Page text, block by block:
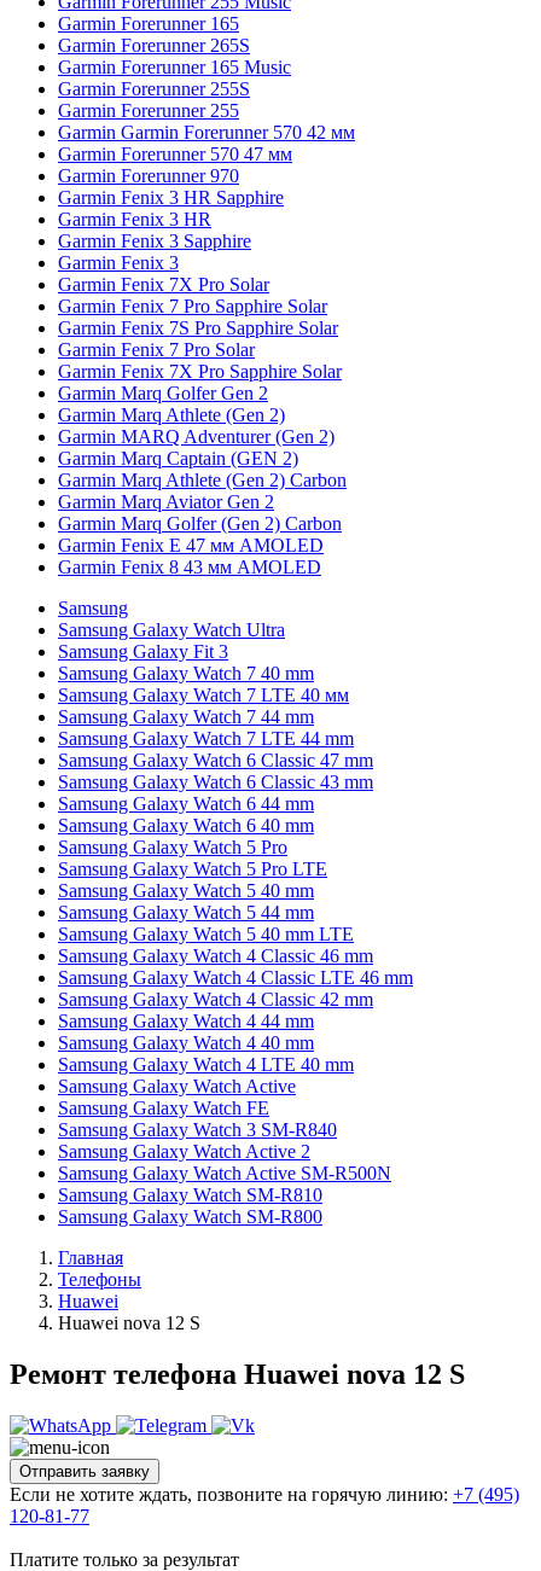
Garmin Forerunner 165
Garmin Forerunner 265S
Garmin Forerunner 165 Music
Garmin Forerunner 255S
Garmin Forerunner 255
Garmin Garmin Forerunner 570 42 мм
Garmin Forerunner 570 47 мм
Garmin Forerunner 970
Garmin Fenix 3 HR Sapphire
Garmin Fenix 3 HR
Garmin Fenix 3 Sapphire
Garmin Fenix 3
Garmin Fenix 7X Pro Solar
Garmin Fenix 7 Pro Sapphire Solar
Garmin Fenix 7S Pro Sapphire Solar
Garmin Fenix 7 Pro Solar
Garmin Fenix 7X Pro Sapphire Solar
Garmin Marq Golfer Gen 2
Garmin Marq Athlete (Gen 2)
Garmin MARQ Adventurer (Gen 2)
Garmin Marq Captain (GEN 2)
Garmin Marq Athlete (Gen 2) Carbon
Garmin Marq Aviator Gen 2
Garmin Marq Golfer (Gen 2) Carbon
Garmin Fenix E 47 мм AMOLED
Garmin Fenix 8 43 мм AMOLED
Samsung
Samsung Galaxy Watch Ultra
Samsung Galaxy Fit 3
Samsung Galaxy Watch 7 40 mm
Samsung Galaxy Watch 7 LTE 40 мм
Samsung Galaxy Watch 7 44 mm
Samsung Galaxy Watch 7 LTE 44 mm
Samsung Galaxy Watch 6 Classic 47 mm
Samsung Galaxy Watch 6 Classic 43 mm
Samsung Galaxy Watch 6 44 mm
Samsung Galaxy Watch 6 40 mm
Samsung Galaxy Watch 5 Pro
Samsung Galaxy Watch 5 Pro LTE
Samsung Galaxy Watch 5 40 mm
Samsung Galaxy Watch 5 44 mm
Samsung Galaxy Watch 5 40 mm LTE
Samsung Galaxy Watch 4 Classic 46 mm
Samsung Galaxy Watch 4 Classic LTE 46 mm
Samsung Galaxy Watch 4 Classic 42 mm
Samsung Galaxy Watch 4 44 mm
Samsung Galaxy Watch 4 40 mm
Samsung Galaxy Watch 4 LTE 40 mm
Samsung Galaxy Watch Active
Samsung Galaxy Watch FE
Samsung Galaxy Watch 3 SM-R840
Samsung Galaxy Watch Active 2
Samsung Galaxy Watch Active SM-R500N
Samsung Galaxy Watch SM-R810
Samsung Galaxy Watch SM-R800
Главная
Телефоны
Huawei
Huawei nova 12 S
Ремонт телефона Huawei nova 12 S
Отправить заявку
Если не хотите ждать, позвоните на горячую линию: +7 (495)
120-81-77
Платите только за результат